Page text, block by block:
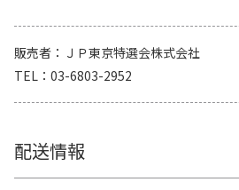
販売者
ＪＰ東京特選会株式会社
TEL
03-6803-2952
配送情報